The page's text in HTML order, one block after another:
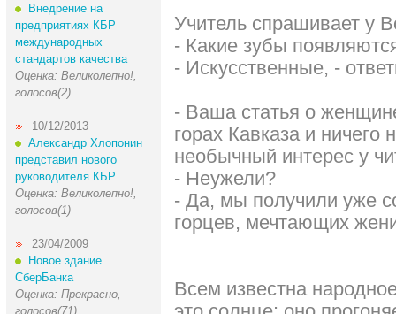
Внедрение на
предприятиях КБР
международных
стандартов качества
Оценка: Великолепно!,
голосов(2)
10/12/2013
Александр Хлопонин
представил нового
руководителя КБР
Оценка: Великолепно!,
голосов(1)
23/04/2009
Новое здание
СберБанка
Оценка: Прекрасно,
голосов(71)
Учитель спрашивает у
- Какие зубы
- Искусственные, -
- Ваша статья о
горах Кавказа и ничего
необычный интерес у
- Неужели?
- Да, мы получили уже
горцев, мечтающих
Всем известна